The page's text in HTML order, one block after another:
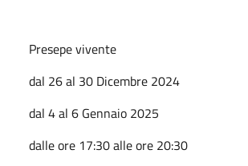
Presepe vivente
dal 26 al 30 Dicembre 2024
dal 4 al 6 Gennaio 2025
dalle ore 17:30 alle ore 20:30